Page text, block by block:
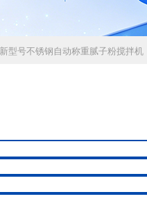
型号不锈钢自动称重腻子粉搅拌机